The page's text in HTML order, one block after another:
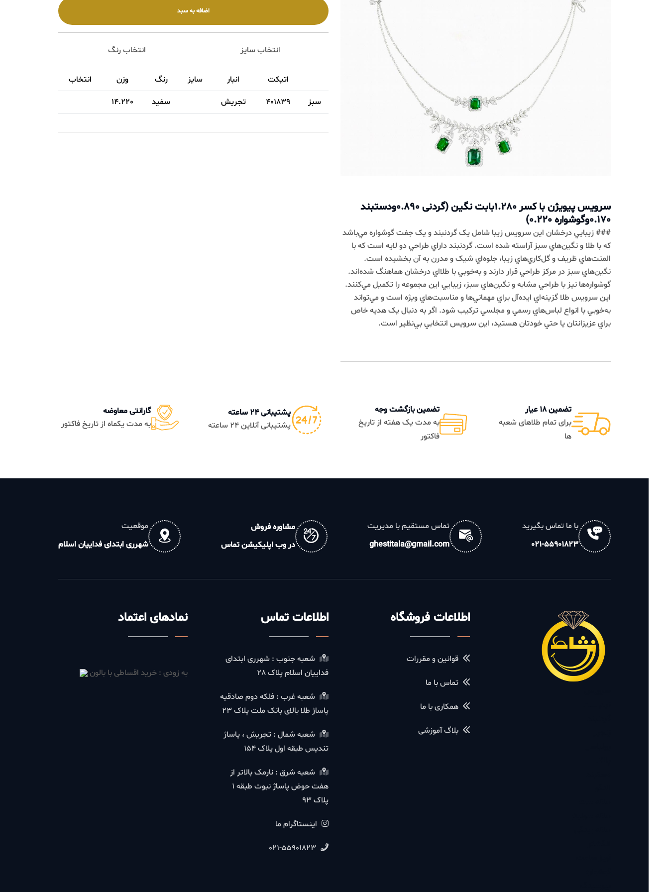
سرویس پیویژن با کسر 1.280بابت نگین (گردنی 0.890ودستبند
0.170وگوشواره 0.220)
### زيبايي درخشان اين سرويس زيبا شامل يک گردنبند و يک جفت گوشواره مي‌باشد
که با طلا و نگين‌هاي سبز آراسته شده است. گردنبند داراي طراحي دو لايه است که با
المنت‌هاي ظريف و گل‌کاري‌هاي زيبا، جلوه‌اي شيک و مدرن به آن بخشيده است.
نگين‌هاي سبز در مرکز طراحي قرار دارند و به‌خوبي با طلا‌اي درخشان هماهنگ شده‌اند.
گوشواره‌ها نيز با طراحي مشابه و نگين‌هاي سبز، زيبايي اين مجموعه را تکميل مي‌کنند.
اين سرويس طلا گزينه‌اي ايده‌آل براي مهماني‌ها و مناسبت‌هاي ويژه است و مي‌تواند
به‌خوبي با انواع لباس‌هاي رسمي و مجلسي ترکيب شود. اگر به دنبال يک هديه خاص
براي عزيزانتان يا حتي خودتان هستيد، اين سرويس انتخابي بي‌نظير است.
انتخاب سایز انتخاب رنگ
اتیکت انتخاب
401839 تجریش 14.220
تضمین 18 عیار
برای تمام طلاهای شعبه
ها
تضمین بازگشت وجه
به مدت یک هفته از تاریخ
فاکتور
پشتیبانی 24 ساعته
پشتیبانی آنلاین 24 ساعته
گارانتی معاوضه
به مدت یکماه از تاریخ فاکتور
با ما تماس بگیرید
021-55901823
تماس مستقیم با مدیریت
ghestitala@gmail.com
مشاوره فروش
در وب اپلیکیشن تماس
موقعیت
شهرری ابتدای فداییان اسلام
اطلاعات فروشگاه
قوانین و مقررات
تماس با ما
همکاری با ما
بلاگ آموزشی
اطلاعات تماس
شعبه جنوب : شهرری ابتدای
فداییان اسلام پلاک 28
شعبه غرب : فلکه دوم صادقیه
پاساژ طلا بالای بانک ملت پلاک 23
شعبه شمال : تجریش ، پاساژ
تندیس طبقه اول پلاک 154
شعبه شرق : نارمک بالاتر از
هفت حوض پاساژ نبوت طبقه 1
اینستاگرام ما
نمادهای اعتماد
به زودی : خرید اقساطی با بالون